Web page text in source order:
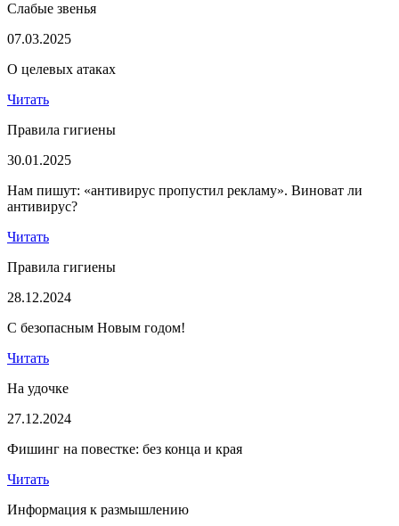
Слабые звенья
07.03.2025
О целевых атаках
Читать
Правила гигиены
30.01.2025
Нам пишут: «антивирус пропустил рекламу». Виноват ли
антивирус?
Читать
Правила гигиены
28.12.2024
С безопасным Новым годом!
Читать
На удочке
27.12.2024
Фишинг на повестке: без конца и края
Читать
Информация к размышлению